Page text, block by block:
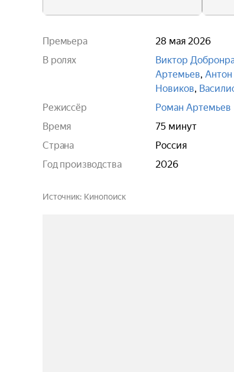
Премьера
28 мая 2026
В ролях
Виктор
Артемьев,
Новиков,
Режиссёр
Роман Артемьев
Время
75 минут
Страна
Россия
Год производства
2026
Источник Кинопоиск